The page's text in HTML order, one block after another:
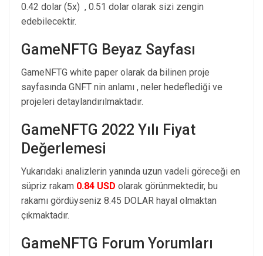
0.42 dolar (5x) , 0.51 dolar olarak sizi zengin
edebilecektir.
GameNFTG Beyaz Sayfası
GameNFTG white paper olarak da bilinen proje
sayfasında GNFT nin anlamı , neler hedeflediği ve
projeleri detaylandırılmaktadır.
GameNFTG 2022 Yılı Fiyat
Değerlemesi
Yukarıdaki analizlerin yanında uzun vadeli göreceği en
süpriz rakam 0.84 USD olarak görünmektedir, bu
rakamı gördüyseniz 8.45 DOLAR hayal olmaktan
çıkmaktadır.
GameNFTG Forum Yorumları